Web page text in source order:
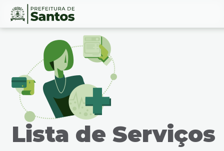
Ir
Conteúdo
Lista de Serviços